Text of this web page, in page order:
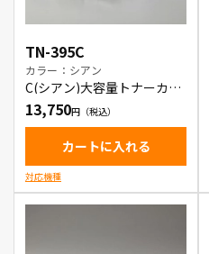
TN-395C
カラー：シアン
C(シアン)大容量トナーカー
トリッジ
13,750
カートに入れる
対応機種